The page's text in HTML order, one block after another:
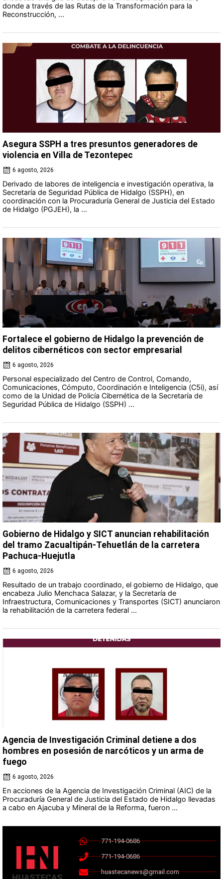
donde a través de las Rutas de la Transformación para la
Reconstrucción, ...
Asegura SSPH a tres presuntos generadores de
violencia en Villa de Tezontepec
6 agosto, 2026
Derivado de labores de inteligencia e investigación operativa, la
Secretaría de Seguridad Pública de Hidalgo (SSPH), en
coordinación con la Procuraduría General de Justicia del Estado
de Hidalgo (PGJEH), la ...
Fortalece el gobierno de Hidalgo la prevención de
delitos cibernéticos con sector empresarial
6 agosto, 2026
Personal especializado del Centro de Control, Comando,
Comunicaciones, Cómputo, Coordinación e Inteligencia (C5i), así
como de la Unidad de Policía Cibernética de la Secretaría de
Seguridad Pública de Hidalgo (SSPH) ...
Gobierno de Hidalgo y SICT anuncian rehabilitación
del tramo Zacualtipán-Tehuetlán de la carretera
Pachuca-Huejutla
6 agosto, 2026
Resultado de un trabajo coordinado, el gobierno de Hidalgo, que
encabeza Julio Menchaca Salazar, y la Secretaría de
Infraestructura, Comunicaciones y Transportes (SICT) anunciaron
la rehabilitación de la carretera federal ...
Agencia de Investigación Criminal detiene a dos
hombres en posesión de narcóticos y un arma de
fuego
6 agosto, 2026
En acciones de la Agencia de Investigación Criminal (AIC) de la
Procuraduría General de Justicia del Estado de Hidalgo llevadas
a cabo en Ajacuba y Mineral de la Reforma, fueron ...
771-194-0686
771-194-0686
huastecanews@gmail.com